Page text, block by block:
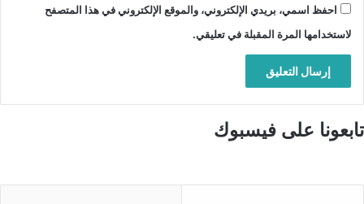
احفظ اسمي، بريدي الإلكتروني، والموقع الإلكتروني في هذا المتصفح
لاستخدامها المرة المقبلة في تعليقي.
تابعونا على فيسبوك